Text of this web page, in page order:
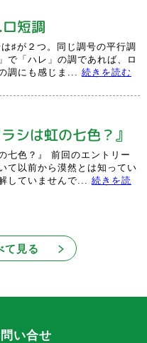
短調
♯が２つ。同じ調号の平行調
で「ハレ」の調であれば、ロ
調にも感じま... 続きを読む
シは虹の七色？』
七色？』 前回のエントリー
て以前から漠然とは知ってい
していませんで... 続きを読
て見る
い合せ